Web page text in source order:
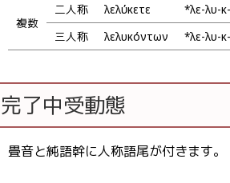
複数
二人称 λελύκετε
*λε-λυ-
三人称
λελυκόντων *λε-λυ-
完了中受動態
畳音と純語幹に人称語尾が付きます。